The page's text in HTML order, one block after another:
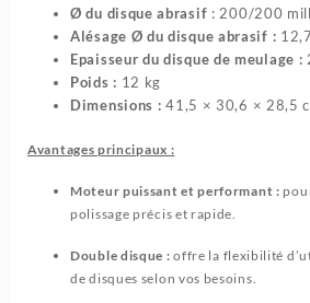
Ø du disque abrasif : 200/200
Alésage Ø du disque abrasif :
Epaisseur du disque de meulage :
Poids : 12 kg
Dimensions : 41,5 × 30,6 × 28,5
Avantages principaux :
Moteur puissant et performant :
polissage précis et rapide.
Double disque : offre la flexibilité
de disques selon vos besoins.